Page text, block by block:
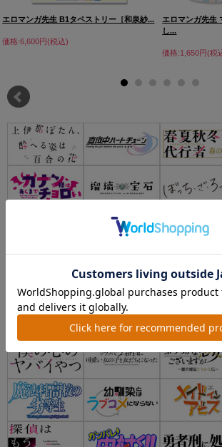
エロマンガ先生 B1タペストリー［和泉紗...
価格:6,600円(税込)
エロマンガ先生
し...
価格:1,650円(税